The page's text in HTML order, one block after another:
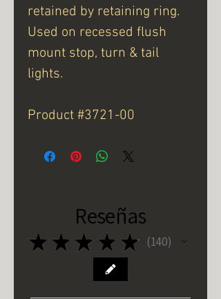
retained by retaining ring.
Used on recessed flush
mount stop, turn & tail
lights.
Product #3721-00
Reseñas
★ ★ ★ ★ ★ 140
140